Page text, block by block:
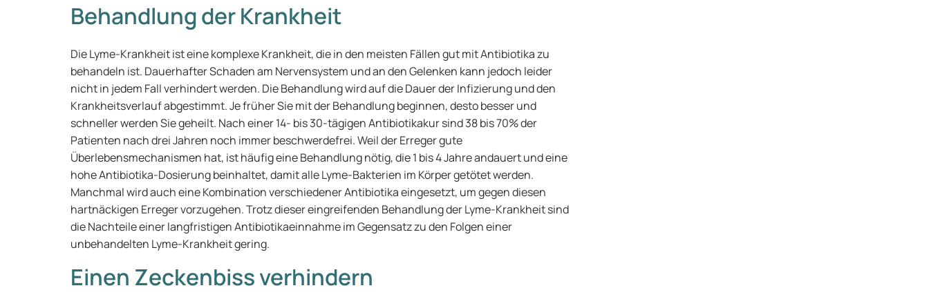
Behandlung der Krankheit
Die Lyme-Krankheit ist eine komplexe Krankheit, die in den meisten Fällen gut mit Antibiotika zu
behandeln ist. Dauerhafter Schaden am Nervensystem und an den Gelenken kann jedoch leider
nicht in jedem Fall verhindert werden. Die Behandlung wird auf die Dauer der Infizierung und den
Krankheitsverlauf abgestimmt. Je früher Sie mit der Behandlung beginnen, desto besser und
schneller werden Sie geheilt. Nach einer 14- bis 30-tägigen Antibiotikakur sind 38 bis 70% der
Patienten nach drei Jahren noch immer beschwerdefrei. Weil der Erreger gute
Überlebensmechanismen hat, ist häufig eine Behandlung nötig, die 1 bis 4 Jahre andauert und eine
hohe Antibiotika-Dosierung beinhaltet, damit alle Lyme-Bakterien im Körper getötet werden.
Manchmal wird auch eine Kombination verschiedener Antibiotika eingesetzt, um gegen diesen
hartnäckigen Erreger vorzugehen. Trotz dieser eingreifenden Behandlung der Lyme-Krankheit sind
die Nachteile einer langfristigen Antibiotikaeinnahme im Gegensatz zu den Folgen einer
unbehandelten Lyme-Krankheit gering.
Einen Zeckenbiss verhindern